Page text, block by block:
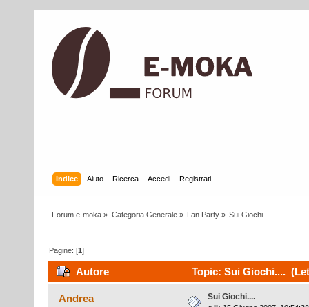
Indice Aiuto Ricerca Accedi Registrati
Forum e-moka » Categoria Generale» Lan Party» Sui Giochi....
Pagine: [1]
Autore Topic: Sui Giochi....
Andrea Sui Giochi....